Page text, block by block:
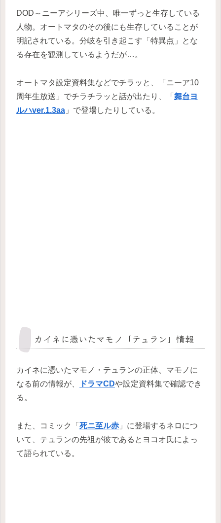
DOD～ニーアシリーズ中、唯一ずっと生存している
人物。オートマタのその後にも生存していることが
明記されている。分岐を引き起こす「特異点」とな
る存在を観測しているようだが…。
オートマタ設定資料集などでチラッと、「ニーア10
周年生放送」でチラチラッと話が出たり、「 舞台ヨ
ルハver.1.3aa 」で登場したりしている。
カイネに憑いたマモノ「テュラン」情報
カイネに憑いたマモノ・テュランの正体、マモノに
なる前の情報が、
ドラマCDや設定資料集で確認でき
る。
また、コミック「 死ニ至ル赤 」に登場するネロにつ
いて、テュランの先祖が彼であるとヨコオ氏によっ
て語られている。